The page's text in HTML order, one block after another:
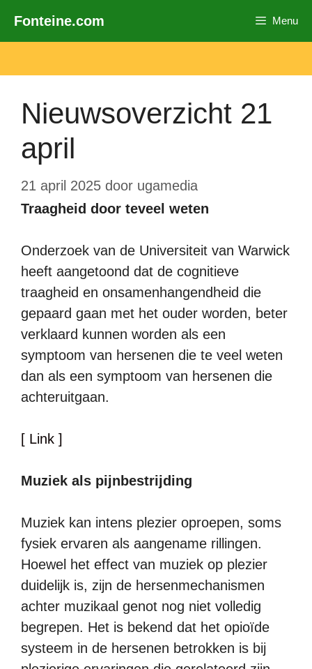
naar
inhoud
Fonteine.com Menu
Nieuwsoverzicht 21
april
21 april 2025 door ugamedia
Traagheid door teveel weten
Onderzoek van de Universiteit van Warwick
heeft aangetoond dat de cognitieve
traagheid en onsamenhangendheid die
gepaard gaan met het ouder worden, beter
verklaard kunnen worden als een
symptoom van hersenen die te veel weten
dan als een symptoom van hersenen die
achteruitgaan.
[ Link ]
Muziek als pijnbestrijding
Muziek kan intens plezier oproepen, soms
fysiek ervaren als aangename rillingen.
Hoewel het effect van muziek op plezier
duidelijk is, zijn de hersenmechanismen
achter muzikaal genot nog niet volledig
begrepen. Het is bekend dat het opioïde
systeem in de hersenen betrokken is bij